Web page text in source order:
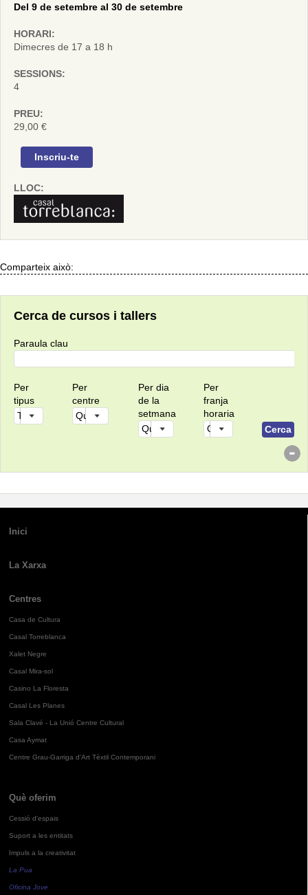
Del 9 de setembre al 30 de setembre
HORARI:
Dimecres de 17 a 18 h
SESSIONS:
4
PREU:
29,00 €
Inscriu-te
LLOC:
Comparteix això:
Cerca de cursos i tallers
Paraula clau
Per
tipus
Per
centre
Per dia
de la
setmana
Per
franja
horaria
Inici
La Xarxa
Centres
Casa de Cultura
Casal Torreblanca
Xalet Negre
Casal Mira-sol
Casino La Floresta
Casal Les Planes
Sala Clavé - La Unió Centre Cultural
Casa Aymat
Centre Grau-Garriga d'Art Tèxtil Contemporani
Què oferim
Cessió d'espais
Suport a les entitats
Impuls a la creativitat
La Pua
Oficina Jove